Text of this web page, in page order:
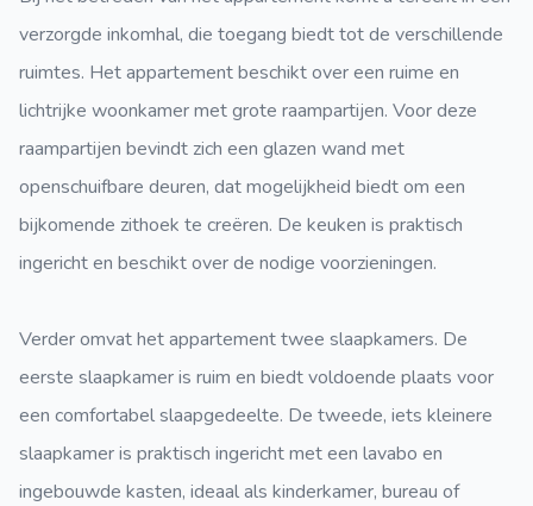
verzorgde inkomhal, die toegang biedt tot de verschillende
ruimtes. Het appartement beschikt over een ruime en
lichtrijke woonkamer met grote raampartijen. Voor deze
raampartijen bevindt zich een glazen wand met
openschuifbare deuren, dat mogelijkheid biedt om een
bijkomende zithoek te creëren. De keuken is praktisch
ingericht en beschikt over de nodige voorzieningen.
Verder omvat het appartement twee slaapkamers. De
eerste slaapkamer is ruim en biedt voldoende plaats voor
een comfortabel slaapgedeelte. De tweede, iets kleinere
slaapkamer is praktisch ingericht met een lavabo en
ingebouwde kasten, ideaal als kinderkamer, bureau of